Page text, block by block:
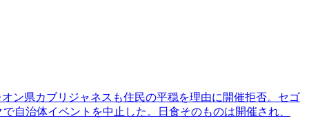
ン県カブリジャネスも住民の平穏を理由に開催拒否。セゴ
自治体イベントを中止した。日食そのものは開催され、